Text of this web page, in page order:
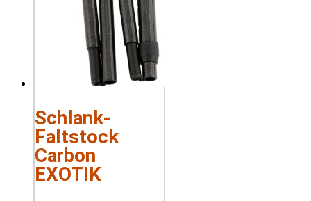
Schlank-
Faltstock
Carbon
EXOTIK